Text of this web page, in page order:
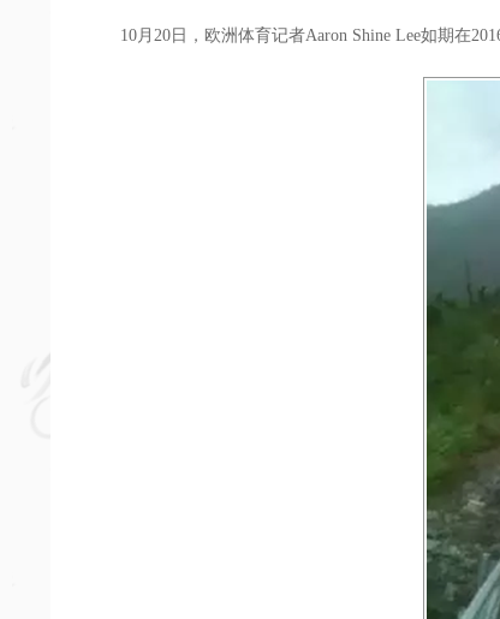
10月20日，欧洲体育记者Aaron Shine Lee如期在